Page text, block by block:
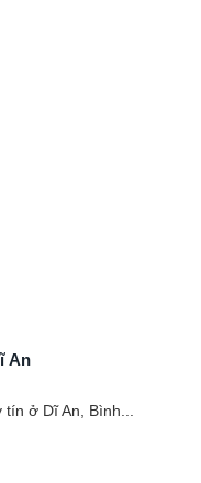
An
ở Dĩ An, Bình...